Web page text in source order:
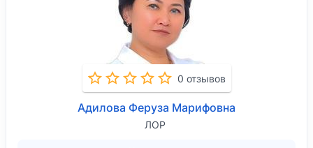
0 отзывов
Адилова Феруза Марифовна
ЛОР